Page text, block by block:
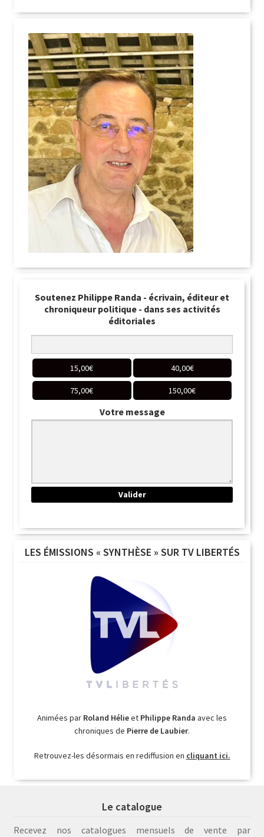
Soutenez Philippe Randa - écrivain, éditeur et
chroniqueur politique - dans ses activités
éditoriales
15,00€ 40,00€
75,00€ 150,00€
Votre message
LES ÉMISSIONS « SYNTHÈSE » SUR TV LIBERTÉS
Animées par Roland Hélieet Philippe Randa avec les
chroniques de Pierre de Laubier.
Retrouvez-les désormais en rediffusion en cliquant ici.
Le catalogue
Recevez nos catalogues mensuels de vente par